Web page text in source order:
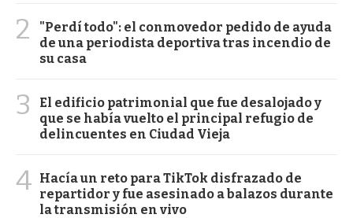
2
"Perdí todo": el conmovedor pedido de ayuda
de una periodista deportiva tras incendio de
su casa
3
El edificio patrimonial que fue desalojado y
que se había vuelto el principal refugio de
delincuentes en Ciudad Vieja
4 Hacía un reto para TikTok disfrazado de
repartidor y fue asesinado a balazos durante
la transmisión en vivo